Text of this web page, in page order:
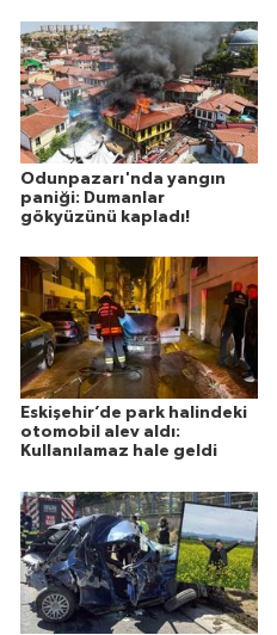
Odunpazarı'nda yangın
paniği: Dumanlar
gökyüzünü kapladı!
Eskişehir’de park halindeki
otomobil alev aldı:
Kullanılamaz hale geldi